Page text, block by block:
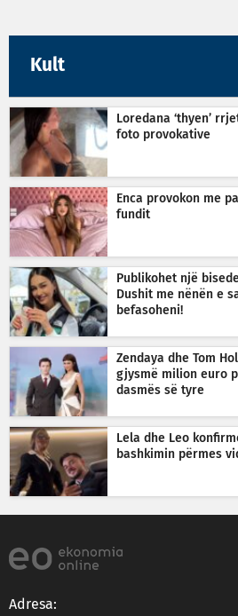
Kult
Loredana ‘thyen’
foto provokative
Enca provokon me
fundit
Publikohet një
Dushit me nënën e
befasoheni!
Zendaya dhe Tom
gjysmë milion euro
dasmës së tyre
Lela dhe Leo
bashkimin përmes
Adresa: